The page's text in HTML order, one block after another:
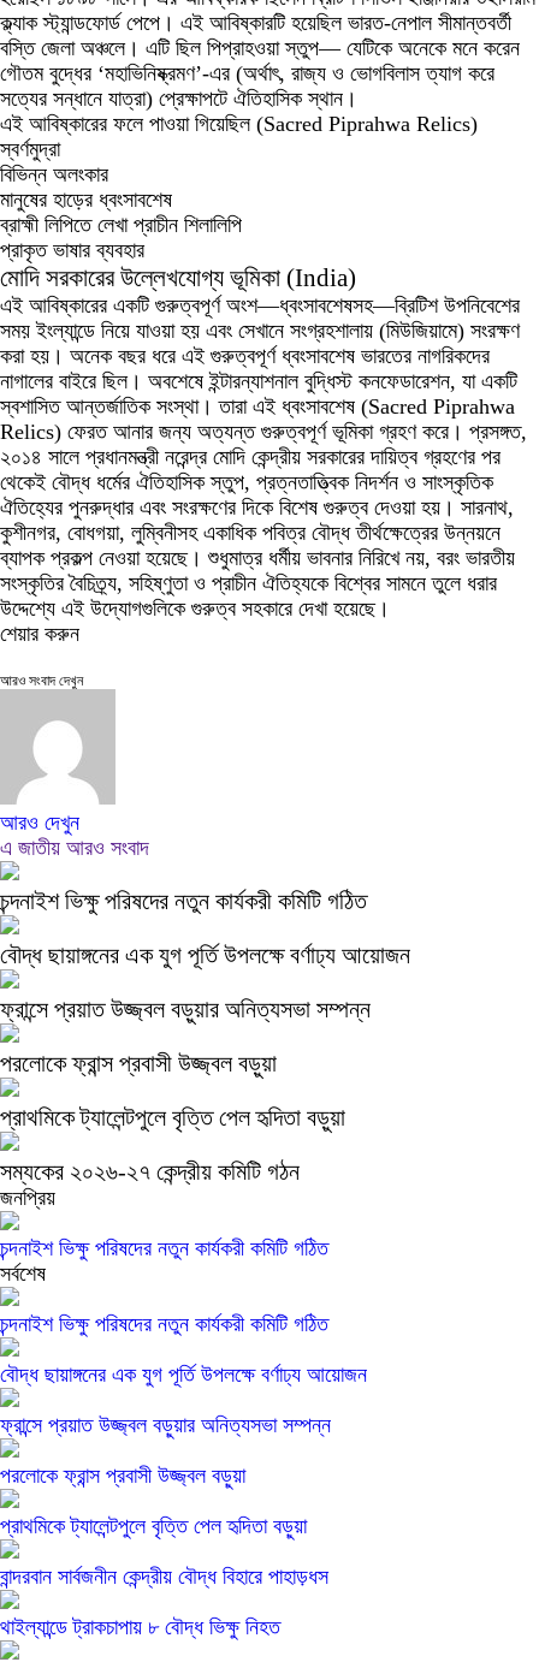
ক্ল্যাক স্ট্যান্ডফোর্ড পেপে। এই আবিষ্কারটি হয়েছিল ভারত-নেপাল সীমান্তবর্তী
বস্তি জেলা অঞ্চলে। এটি ছিল পিপ্রাহওয়া স্তুপ— যেটিকে অনেকে মনে করেন
গৌতম বুদ্ধের ‘মহাভিনিষ্ক্রমণ’-এর (অর্থাৎ, রাজ্য ও ভোগবিলাস ত্যাগ করে
সত্যের সন্ধানে যাত্রা) প্রেক্ষাপটে ঐতিহাসিক স্থান।
এই আবিষ্কারের ফলে পাওয়া গিয়েছিল (Sacred Piprahwa Relics)
স্বর্ণমুদ্রা
বিভিন্ন অলংকার
মানুষের হাড়ের ধ্বংসাবশেষ
ব্রাহ্মী লিপিতে লেখা প্রাচীন শিলালিপি
প্রাকৃত ভাষার ব্যবহার
মোদি সরকারের উল্লেখযোগ্য ভূমিকা (India)
এই আবিষ্কারের একটি গুরুত্বপূর্ণ অংশ—ধ্বংসাবশেষসহ—ব্রিটিশ উপনিবেশের
সময় ইংল্যান্ডে নিয়ে যাওয়া হয় এবং সেখানে সংগ্রহশালায় (মিউজিয়ামে) সংরক্ষণ
করা হয়। অনেক বছর ধরে এই গুরুত্বপূর্ণ ধ্বংসাবশেষ ভারতের নাগরিকদের
নাগালের বাইরে ছিল। অবশেষে ইন্টারন্যাশনাল বুদ্ধিস্ট কনফেডারেশন, যা একটি
স্বশাসিত আন্তর্জাতিক সংস্থা। তারা এই ধ্বংসাবশেষ (Sacred Piprahwa
Relics) ফেরত আনার জন্য অত্যন্ত গুরুত্বপূর্ণ ভূমিকা গ্রহণ করে। প্রসঙ্গত,
২০১৪ সালে প্রধানমন্ত্রী নরেন্দ্র মোদি কেন্দ্রীয় সরকারের দায়িত্ব গ্রহণের পর
থেকেই বৌদ্ধ ধর্মের ঐতিহাসিক স্তুপ, প্রত্নতাত্ত্বিক নিদর্শন ও সাংস্কৃতিক
ঐতিহ্যের পুনরুদ্ধার এবং সংরক্ষণের দিকে বিশেষ গুরুত্ব দেওয়া হয়। সারনাথ,
কুশীনগর, বোধগয়া, লুম্বিনীসহ একাধিক পবিত্র বৌদ্ধ তীর্থক্ষেত্রের উন্নয়নে
ব্যাপক প্রকল্প নেওয়া হয়েছে। শুধুমাত্র ধর্মীয় ভাবনার নিরিখে নয়, বরং ভারতীয়
সংস্কৃতির বৈচিত্র্য, সহিষ্ণুতা ও প্রাচীন ঐতিহ্যকে বিশ্বের সামনে তুলে ধরার
উদ্দেশ্যে এই উদ্যোগগুলিকে গুরুত্ব সহকারে দেখা হয়েছে।
শেয়ার করুন
আরও সংবাদ দেখুন
আরও দেখুন
এ জাতীয় আরও সংবাদ
চন্দনাইশ ভিক্ষু পরিষদের নতুন কার্যকরী কমিটি গঠিত
বৌদ্ধ ছায়াঙ্গনের এক যুগ পূর্তি উপলক্ষে বর্ণাঢ্য আয়োজন
ফ্রান্সে প্রয়াত উজ্জ্বল বড়ুয়ার অনিত্যসভা সম্পন্ন
পরলোকে ফ্রান্স প্রবাসী উজ্জ্বল বড়ুয়া
প্রাথমিকে ট্যালেন্টপুলে বৃত্তি পেল হৃদিতা বড়ুয়া
সম্যকের ২০২৬-২৭ কেন্দ্রীয় কমিটি গঠন
জনপ্রিয়
চন্দনাইশ ভিক্ষু পরিষদের নতুন কার্যকরী কমিটি গঠিত
সর্বশেষ
চন্দনাইশ ভিক্ষু পরিষদের নতুন কার্যকরী কমিটি গঠিত
বৌদ্ধ ছায়াঙ্গনের এক যুগ পূর্তি উপলক্ষে বর্ণাঢ্য আয়োজন
ফ্রান্সে প্রয়াত উজ্জ্বল বড়ুয়ার অনিত্যসভা সম্পন্ন
পরলোকে ফ্রান্স প্রবাসী উজ্জ্বল বড়ুয়া
প্রাথমিকে ট্যালেন্টপুলে বৃত্তি পেল হৃদিতা বড়ুয়া
বান্দরবান সার্বজনীন কেন্দ্রীয় বৌদ্ধ বিহারে পাহাড়ধস
থাইল্যান্ডে ট্রাকচাপায় ৮ বৌদ্ধ ভিক্ষু নিহত